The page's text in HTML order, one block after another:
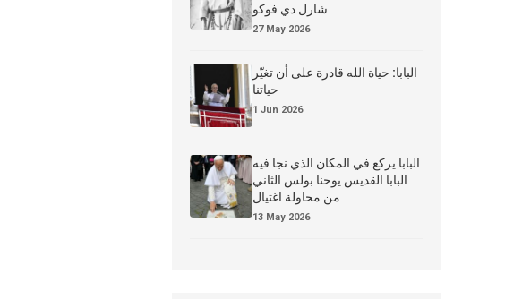
شارل دي فوكو
27 May 2026
البابا: حياة الله قادرة على أن تغيّر
حياتنا
1 Jun 2026
البابا يركع في المكان الذي نجا فيه
البابا القديس يوحنا بولس الثاني
من محاولة اغتيال
13 May 2026